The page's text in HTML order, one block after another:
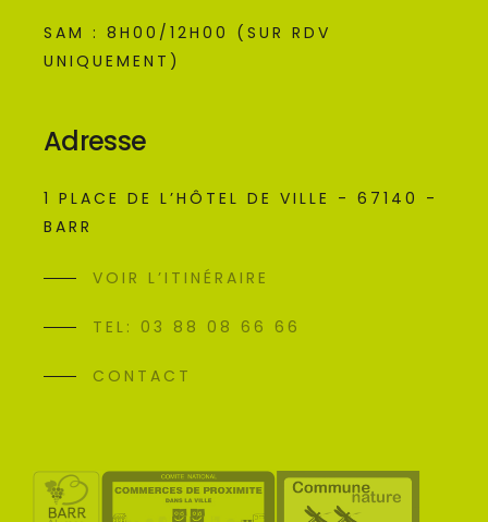
SAM : 8H00/12H00 (SUR RDV
UNIQUEMENT)
Adresse
1 PLACE DE L’HÔTEL DE VILLE - 67140 -
BARR
VOIR L’ITINÉRAIRE
TEL: 03 88 08 66 66
CONTACT